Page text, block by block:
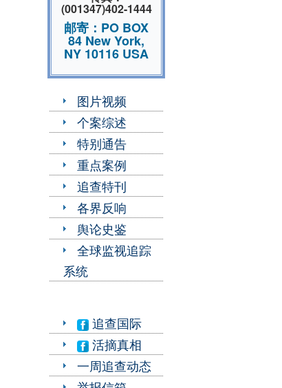
(001347)402-1444
邮寄：PO BOX
84 New York,
NY 10116 USA
图片视频
个案综述
特别通告
重点案例
追查特刊
各界反响
舆论史鉴
全球监视追踪
系统
追查国际
活摘真相
一周追查动态